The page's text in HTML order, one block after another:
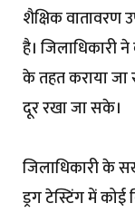
शैक्षिक वातावरण
है। जिलाधिकारी
के तहत कराया जा
दूर रखा जा सके।
जिलाधिकारी के
ड्रग टेस्टिंग में कोई